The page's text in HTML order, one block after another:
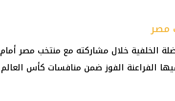
مصر
الخلفية خلال مشاركته مع منتخب مصر أمام
الفراعنة الفوز ضمن منافسات كأس العالم